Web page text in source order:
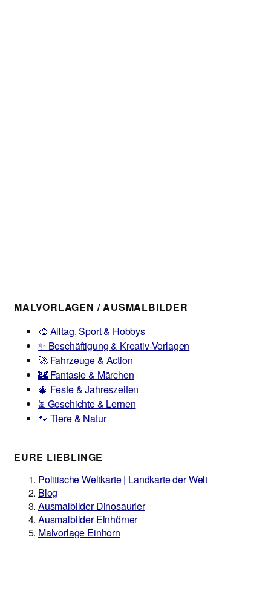
MALVORLAGEN / AUSMALBILDER
🎨 Alltag, Sport & Hobbys
✨ Beschäftigung & Kreativ-Vorlagen
🚀 Fahrzeuge & Action
🏰 Fantasie & Märchen
🎄 Feste & Jahreszeiten
⏳ Geschichte & Lernen
🐾 Tiere & Natur
EURE LIEBLINGE
Politische Weltkarte | Landkarte der Welt
Blog
Ausmalbilder Dinosaurier
Ausmalbilder Einhörner
Malvorlage Einhorn